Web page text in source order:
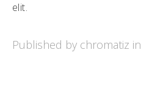
elit.
Published by chromatiz in